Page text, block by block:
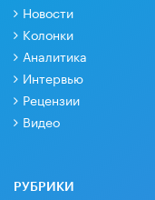
Новости
Колонки
Аналитика
Интервью
Рецензии
Видео
РУБРИКИ